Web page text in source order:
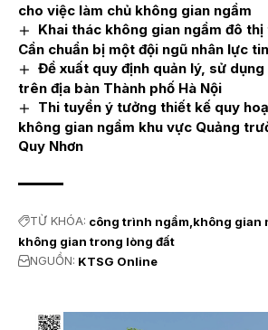
cho việc làm chủ không gian ngầm
Khai thác không gian ngầm đô thị
Cần chuẩn bị một đội ngũ nhân lực
Đề xuất quy định quản lý, sử
trên địa bàn Thành phố Hà Nội
Thi tuyển ý tưởng thiết kế quy
không gian ngầm khu vực Quảng
Quy Nhơn
TỪ KHÓA: công trình ngầm không gian
không gian trong lòng đất
NGUỒN: KTSG Online